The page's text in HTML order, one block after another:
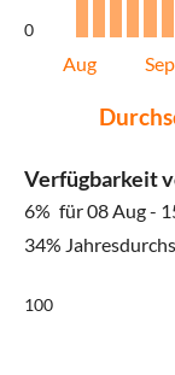
0
Aug Sep
Verfügbarkeit
6% für 08 Aug -
34%
100